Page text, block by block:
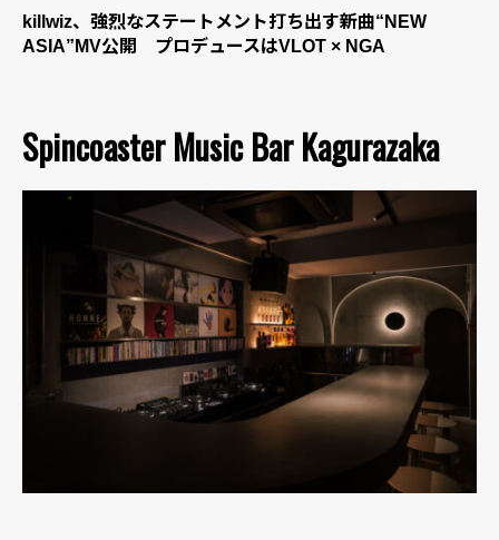
killwiz、強烈なステートメント打ち出す新曲“NEW
ASIA”MV公開 プロデュースはVLOT × NGA
Spincoaster Music Bar Kagurazaka